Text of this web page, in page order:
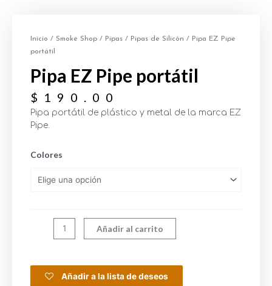
Inicio / Smoke Shop / Pipas / Pipas de Silicón / Pipa EZ Pipe
portátil
Pipa EZ Pipe portátil
$ 190.00
Pipa portátil de plástico y metal de la marca EZ
Pipe.
Colores
Añadir al carrito
Añadir a la lista de deseos